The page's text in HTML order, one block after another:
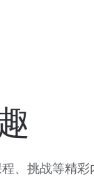
、挑战等精彩